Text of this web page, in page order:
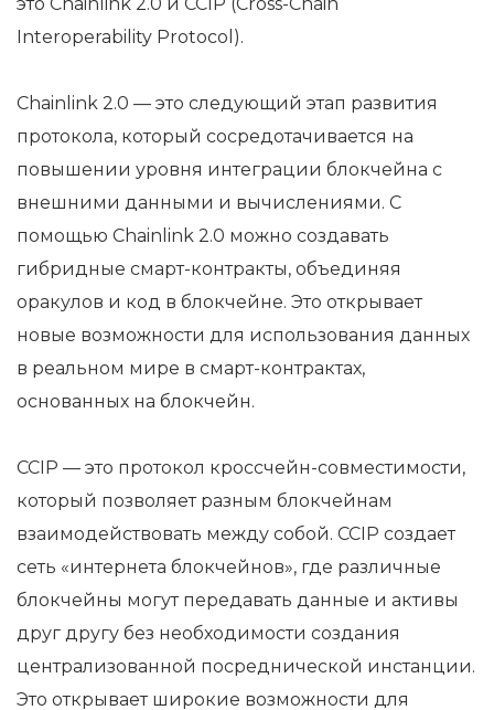
Interoperability Protocol).
Chainlink 2.0 — это следующий этап развития
протокола, который сосредотачивается на
повышении уровня интеграции блокчейна с
внешними данными и вычислениями. С
помощью Chainlink 2.0 можно создавать
гибридные смарт-контракты, объединяя
оракулов и код в блокчейне. Это открывает
новые возможности для использования данных
в реальном мире в смарт-контрактах,
основанных на блокчейн.
CCIP — это протокол кроссчейн-совместимости,
который позволяет разным блокчейнам
взаимодействовать между собой. CCIP создает
сеть «интернета блокчейнов», где различные
блокчейны могут передавать данные и активы
друг другу без необходимости создания
централизованной посреднической инстанции.
Это открывает широкие возможности для